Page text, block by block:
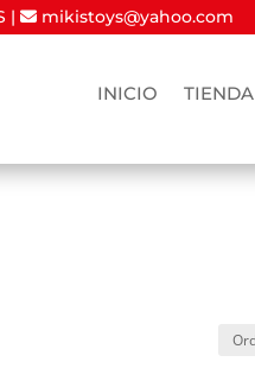
| mikistoys@yahoo.com
INICIO TIENDA